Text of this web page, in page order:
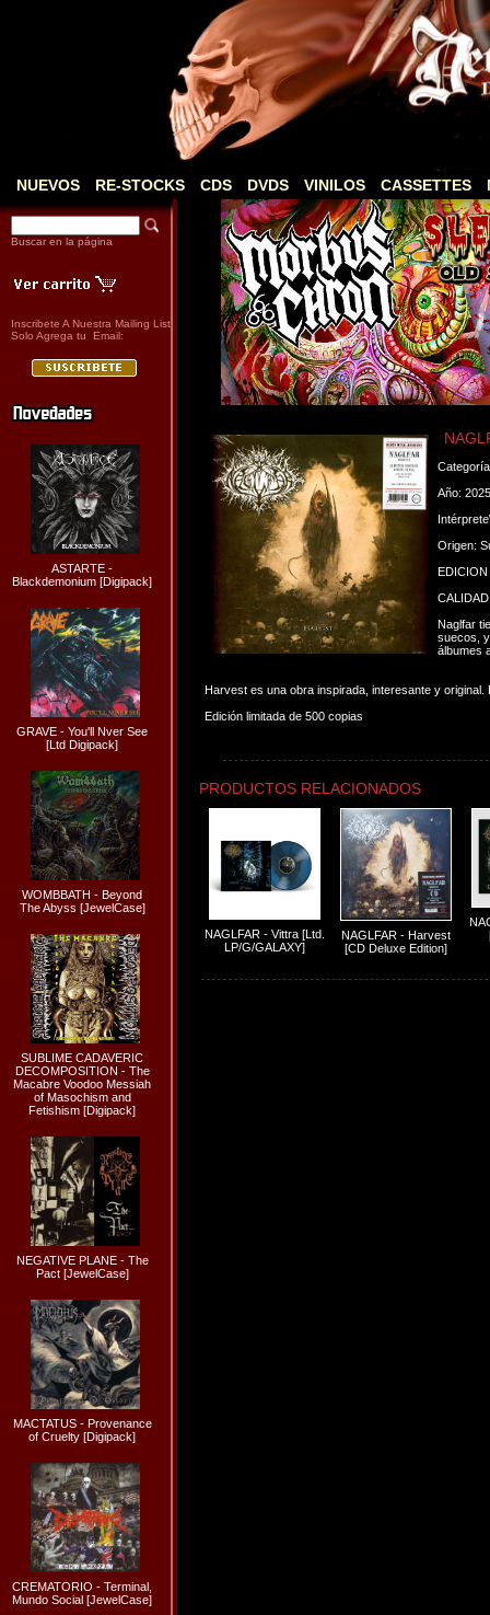
NUEVOS RE-STOCKS CDS DVDS VINILOS CASSETTES
Buscar en la página
Inscribete A Nuestra Mailing List
Solo Agrega tu Email:
ASTARTE -
Blackdemonium [Digipack]
GRAVE - You'll Nver See
[Ltd Digipack]
WOMBBATH - Beyond
The Abyss [JewelCase]
SUBLIME CADAVERIC
DECOMPOSITION - The
Macabre Voodoo Messiah
of Masochism and
Fetishism [Digipack]
NEGATIVE PLANE - The
Pact [JewelCase]
MACTATUS - Provenance
of Cruelty [Digipack]
CREMATORIO - Terminal,
Mundo Social [JewelCase]
Año: 2025
Origen:
EDICION
Naglfar
suecos,
álbumes
Harvest es una obra inspirada, interesante y
Edición limitada de 500 copias
PRODUCTOS RELACIONADOS
NAGLFAR - Vittra [Ltd.
LP/G/GALAXY]
NAGLFAR - Harvest
[CD Deluxe Edition]